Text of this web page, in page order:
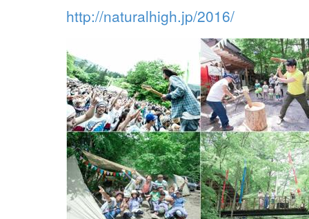
http://naturalhigh.jp/2016/